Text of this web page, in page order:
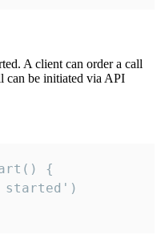
A client can order a call
can be initiated via API
{